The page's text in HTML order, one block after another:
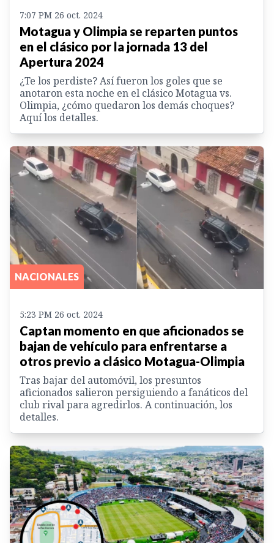
7:07 PM 26 oct. 2024
Motagua y Olimpia se reparten puntos
en el clásico por la jornada 13 del
Apertura 2024
¿Te los perdiste? Así fueron los goles que se
anotaron esta noche en el clásico Motagua vs.
Olimpia, ¿cómo quedaron los demás choques?
Aquí los detalles.
NACIONALES
5:23 PM 26 oct. 2024
Captan momento en que aficionados se
bajan de vehículo para enfrentarse a
otros previo a clásico Motagua-Olimpia
Tras bajar del automóvil, los presuntos
aficionados salieron persiguiendo a fanáticos del
club rival para agredirlos. A continuación, los
detalles.